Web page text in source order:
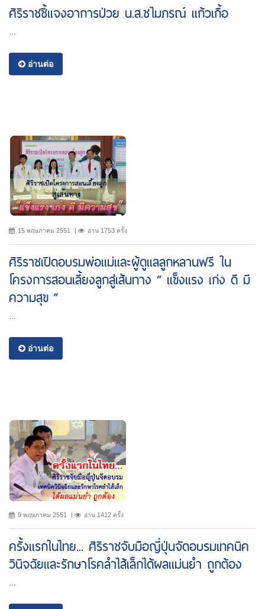
ศิริราชชี้แจงอาการป่วย น.ส.ชไมภรณ์ แก้วเกื้อ
อ่านต่อ
15 พฤษภาคม 2551 อ่าน 1753 ครั้ง
ศิริราชเปิดอบรมพ่อแม่และผู้ดูแลลูกหลานฟรี ใน
โครงการสอนเลี้ยงลูกสู่เส้นทาง “ แข็งแรง เก่ง ดี มี
ความสุข ”
อ่านต่อ
9 พฤษภาคม 2551 อ่าน 1412 ครั้ง
ครั้งแรกในไทย... ศิริราชจับมือญี่ปุ่นจัดอบรมเทคนิค
วินิจฉัยและรักษาโรคลำไส้เล็กได้ผลแม่นยำ ถูกต้อง